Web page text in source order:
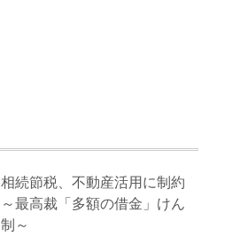
相続節税、不動産活用に制約
～最高裁「多額の借金」けん
制～